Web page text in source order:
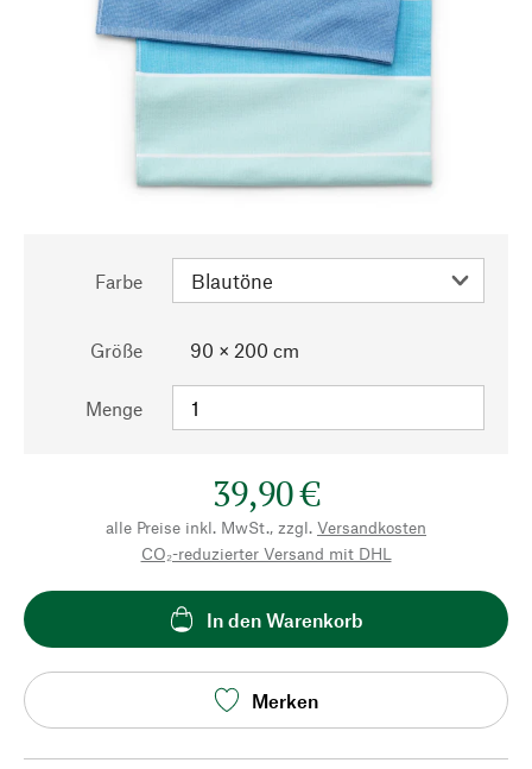
Farbe
Größe 90 × 200 cm
Menge
39,90 €
alle Preise inkl. MwSt., zzgl. Versandkosten
CO₂-reduzierter Versand mit DHL
In den Warenkorb
Merken